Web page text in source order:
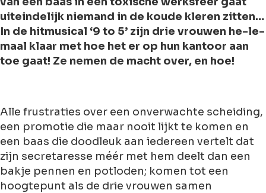
uiteindelijk niemand in de koude kleren zitten…
In de hitmusical ‘9 to 5’ zijn drie vrouwen he-le-
maal klaar met hoe het er op hun kantoor aan
toe gaat! Ze nemen de macht over, en hoe!
Alle frustraties over een onverwachte scheiding,
een promotie die maar nooit lijkt te komen en
een baas die doodleuk aan iedereen vertelt dat
zijn secretaresse méér met hem deelt dan een
bakje pennen en potloden; komen tot een
hoogtepunt als de drie vrouwen samen